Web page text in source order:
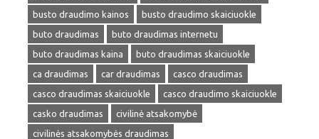
busto draudimo kainos
busto draudimo skaiciuokle
buto draudimas
buto draudimas internetu
buto draudimas kaina
buto draudimas skaiciuokle
ca draudimas
car draudimas
casco draudimas
casco draudimas skaiciuokle
casco draudimo skaiciuokle
casko draudimas
civilinė atsakomybė
civilinės atsakomybės draudimas